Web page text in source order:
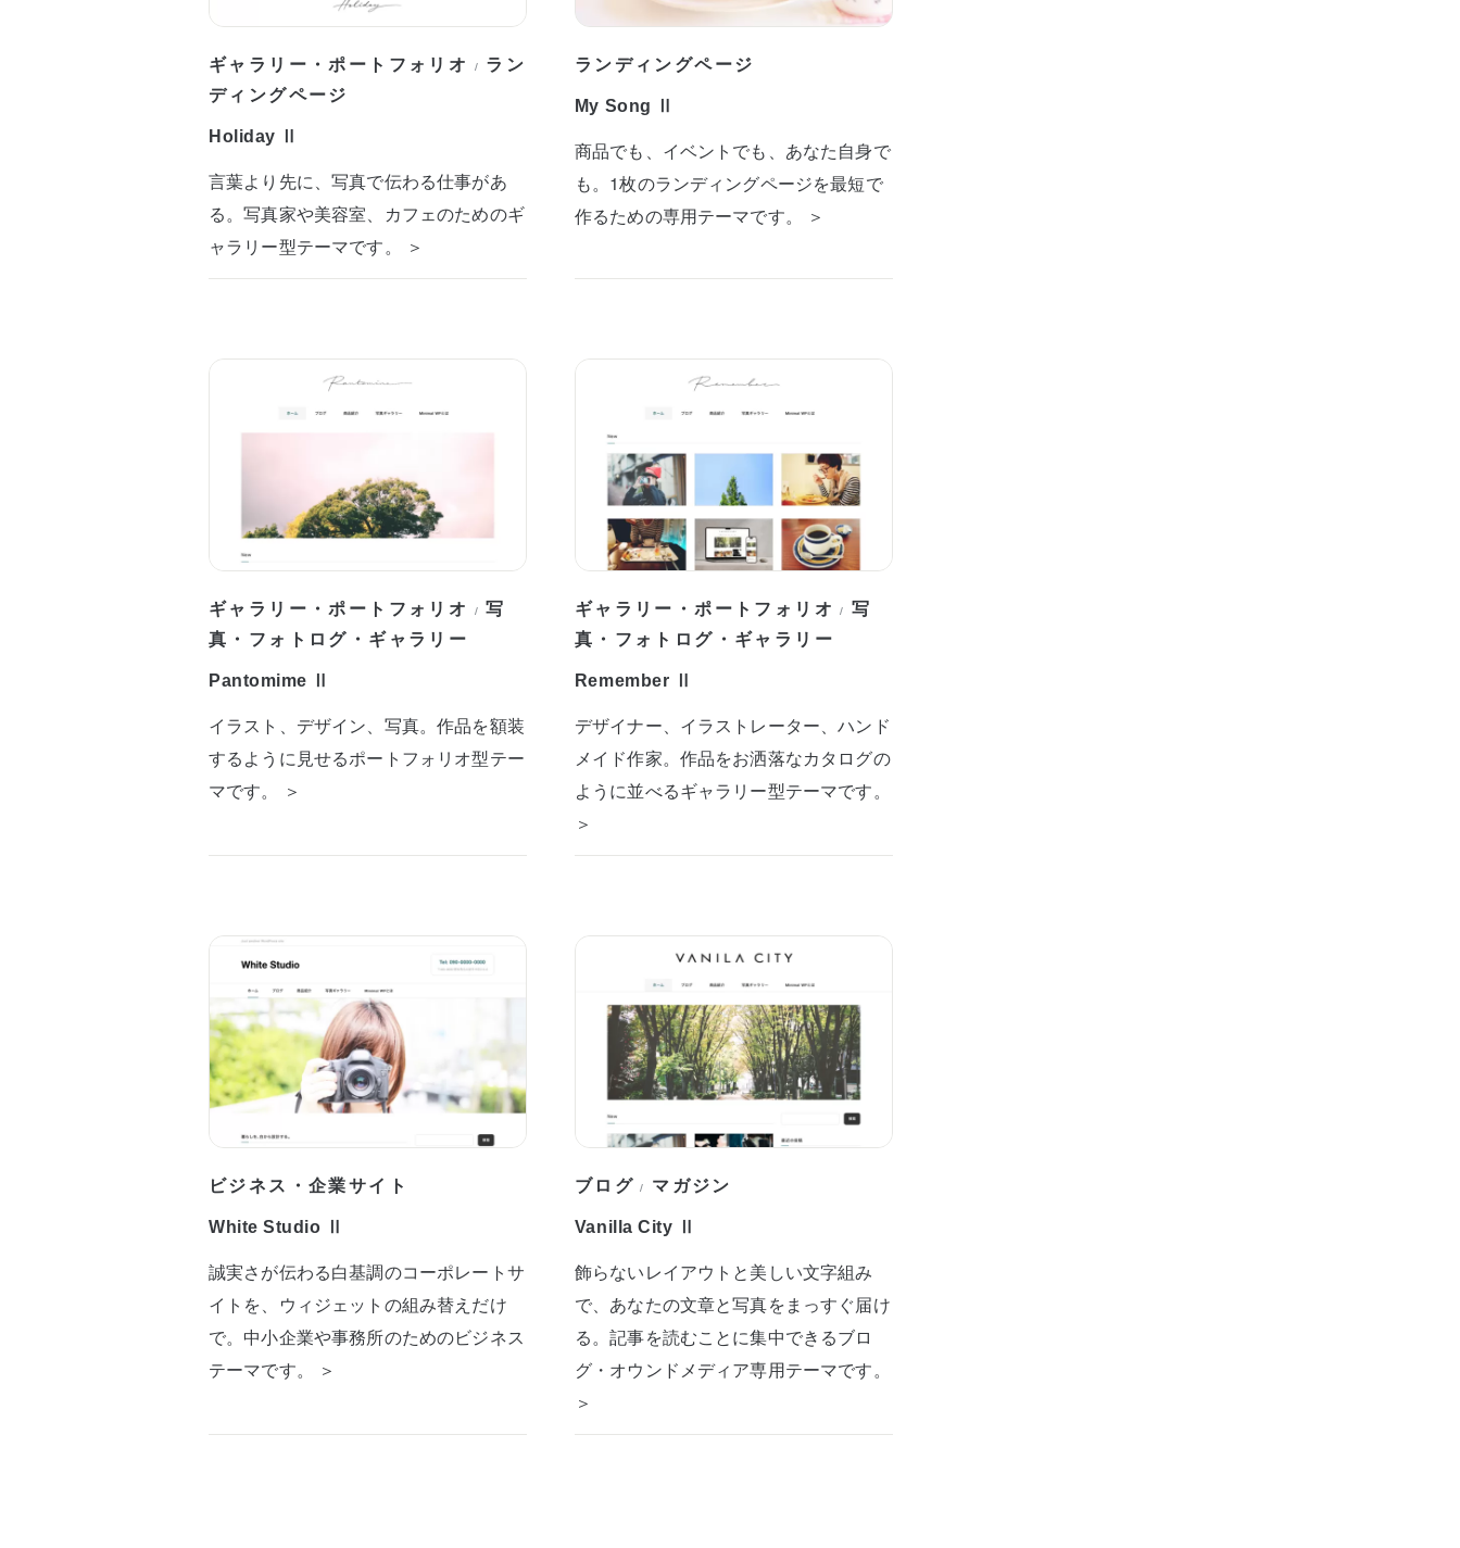
ギャラリー・ポートフォリオ / ラン
ディングページ
Holiday Ⅱ
言葉より先に、写真で伝わる仕事があ
る。写真家や美容室、カフェのためのギ
ャラリー型テーマです。 ＞
ランディングページ
My Song Ⅱ
商品でも、イベントでも、あなた自身で
も。1枚のランディングページを最短で
作るための専用テーマです。 ＞
ギャラリー・ポートフォリオ /写
真・フォトログ・ギャラリー
Pantomime Ⅱ
イラスト、デザイン、写真。作品を額装
するように見せるポートフォリオ型テー
マです。 ＞
ギャラリー・ポートフォリオ /写
真・フォトログ・ギャラリー
Remember Ⅱ
デザイナー、イラストレーター、ハンド
メイド作家。作品をお洒落なカタログの
ように並べるギャラリー型テーマです。
＞
ビジネス・企業サイト
White Studio Ⅱ
誠実さが伝わる白基調のコーポレートサ
イトを、ウィジェットの組み替えだけ
で。中小企業や事務所のためのビジネス
テーマです。 ＞
ブログ / マガジン
Vanilla City Ⅱ
飾らないレイアウトと美しい文字組み
で、あなたの文章と写真をまっすぐ届け
る。記事を読むことに集中できるブロ
グ・オウンドメディア専用テーマです。
＞